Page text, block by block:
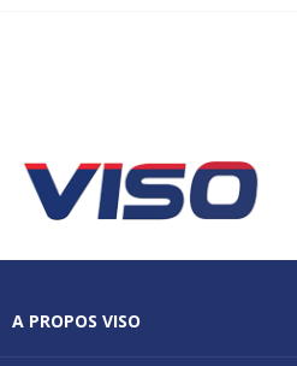
A PROPOS VISO